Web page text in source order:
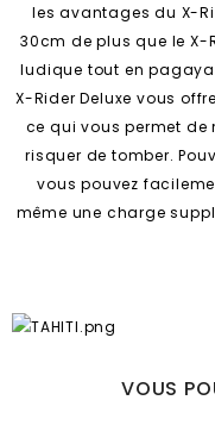
les avantages du X-
30cm de plus que le X-
ludique tout en
X-Rider Deluxe vous
ce qui vous permet
risquer de tomber.
vous pouvez
même une charge
VOUS